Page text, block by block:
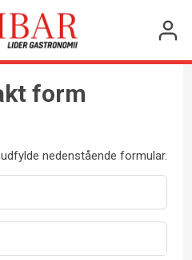
form
nedenstående formular.